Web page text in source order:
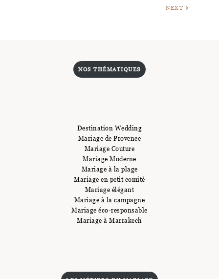
NEXT
NOS THÉMATIQUES
Destination Wedding
Mariage de Provence
Mariage Couture
Mariage Moderne
Mariage à la plage
Mariage en petit comité
Mariage élégant
Mariage à la campagne
Mariage éco-responsable
Mariage à Marrakech